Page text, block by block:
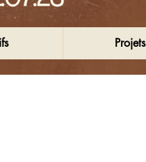
Projets